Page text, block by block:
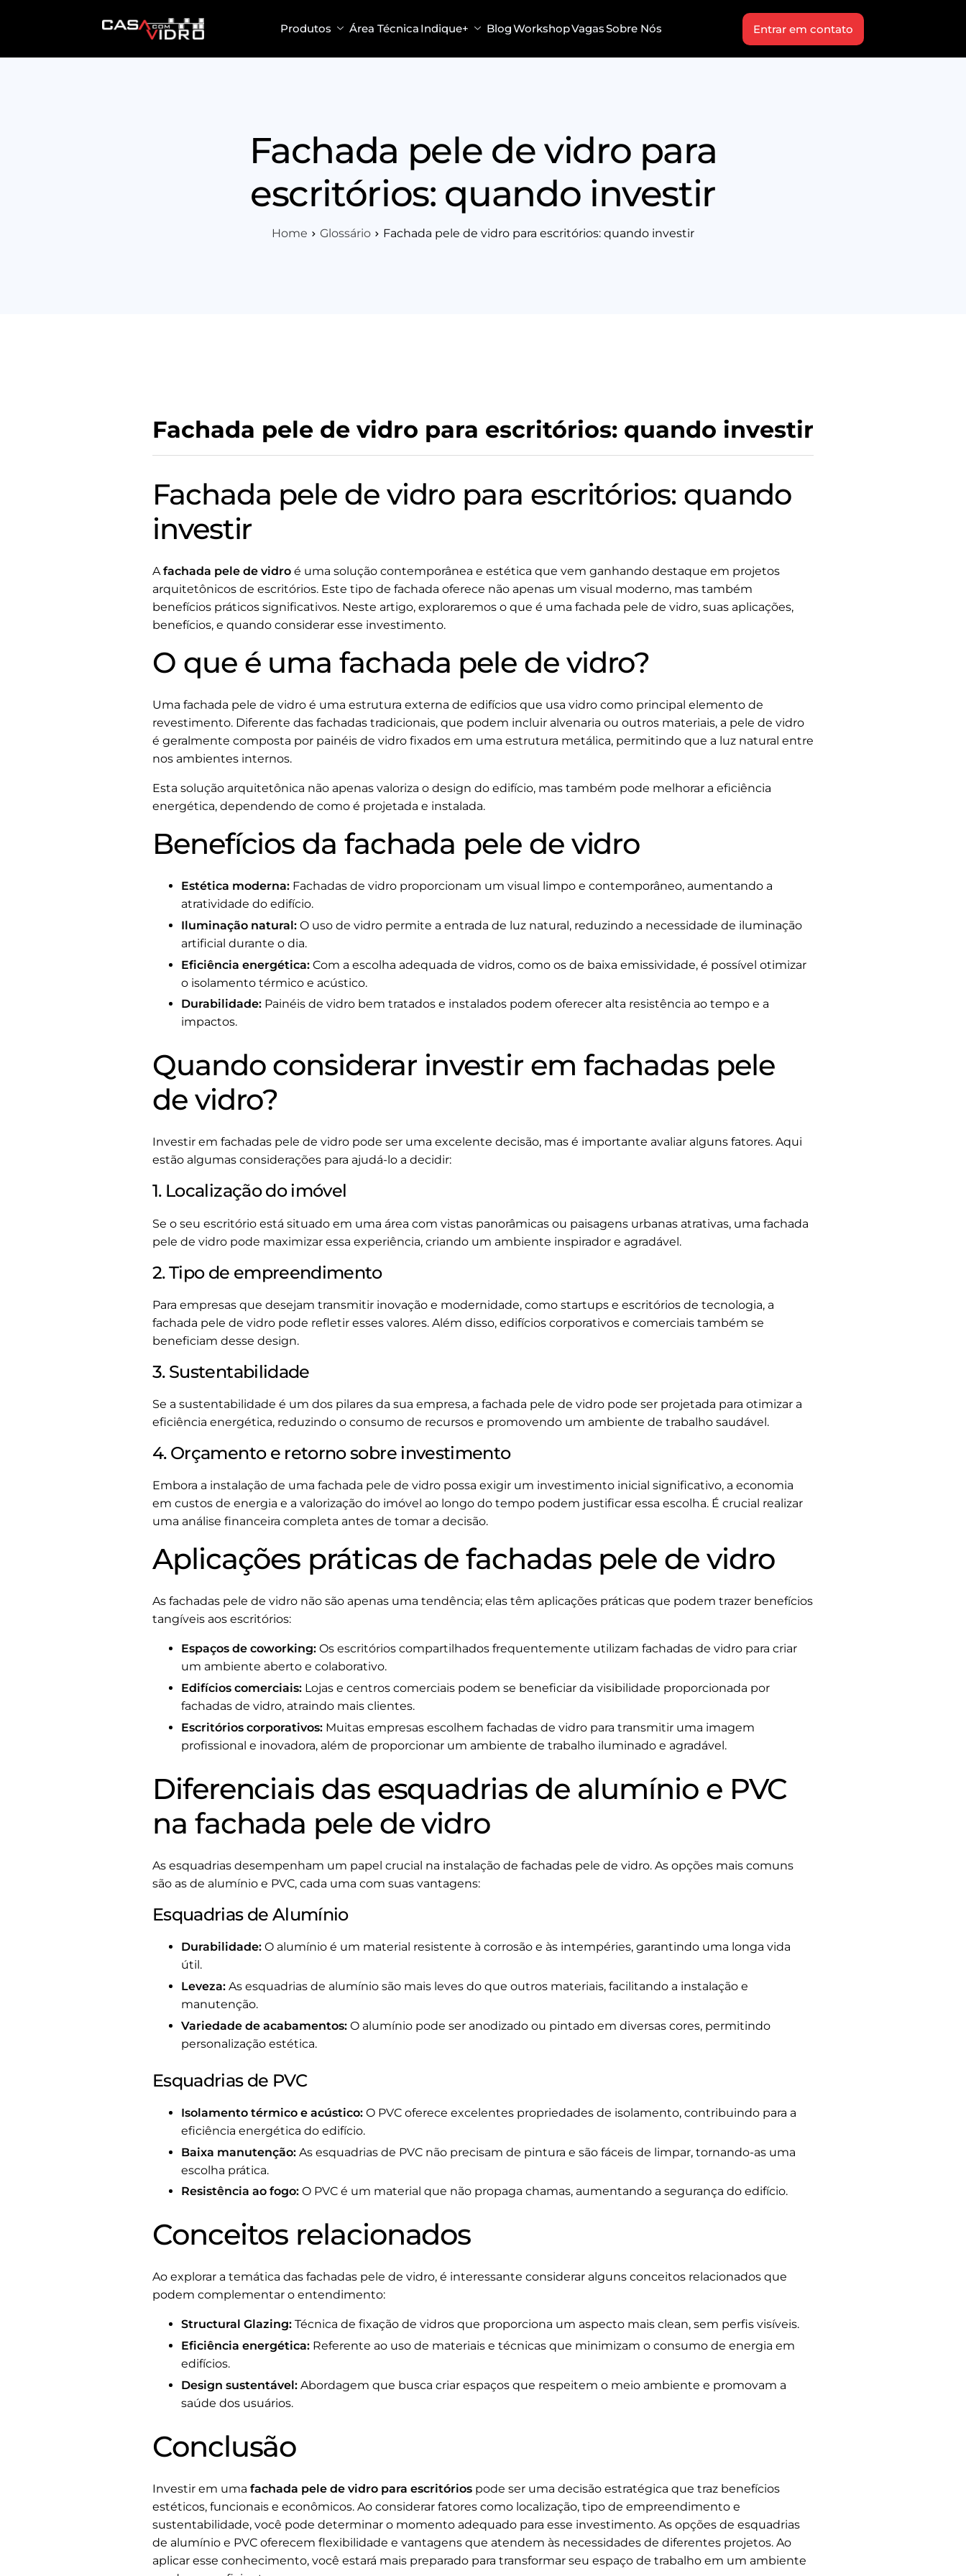
Produtos Área Técnica Indique+ BlogWorkshopVagasSobre Nós Entrar em contato
Fachada pele de vidro para
escritórios: quando investir
Home Glossário Fachada pele de vidro para escritórios: quando investir
Fachada pele de vidro para escritórios: quando investir
Fachada pele de vidro para escritórios: quando
investir
Afachada pele de vidro é uma solução contemporânea e estética que vem ganhando destaque em projetos
arquitetônicos de escritórios. Este tipo de fachada oferece não apenas um visual moderno, mas também
benefícios práticos significativos. Neste artigo, exploraremos o que é uma fachada pele de vidro, suas aplicações,
benefícios, e quando considerar esse investimento.
O que é uma fachada pele de vidro?
Uma fachada pele de vidro é uma estrutura externa de edifícios que usa vidro como principal elemento de
revestimento. Diferente das fachadas tradicionais, que podem incluir alvenaria ou outros materiais, a pele de vidro
é geralmente composta por painéis de vidro fixados em uma estrutura metálica, permitindo que a luz natural entre
nos ambientes internos.
Esta solução arquitetônica não apenas valoriza o design do edifício, mas também pode melhorar a eficiência
energética, dependendo de como é projetada e instalada.
Benefícios da fachada pele de vidro
Estética moderna: Fachadas de vidro proporcionam um visual limpo e contemporâneo, aumentando a
atratividade do edifício.
Iluminação natural: O uso de vidro permite a entrada de luz natural, reduzindo a necessidade de iluminação
artificial durante o dia.
Eficiência energética: Com a escolha adequada de vidros, como os de baixa emissividade, é possível otimizar
o isolamento térmico e acústico.
Durabilidade: Painéis de vidro bem tratados e instalados podem oferecer alta resistência ao tempo e a
impactos.
Quando considerar investir em fachadas pele
de vidro?
Investir em fachadas pele de vidro pode ser uma excelente decisão, mas é importante avaliar alguns fatores. Aqui
estão algumas considerações para ajudá-lo a decidir:
1. Localização do imóvel
Se o seu escritório está situado em uma área com vistas panorâmicas ou paisagens urbanas atrativas, uma fachada
pele de vidro pode maximizar essa experiência, criando um ambiente inspirador e agradável.
2. Tipo de empreendimento
Para empresas que desejam transmitir inovação e modernidade, como startups e escritórios de tecnologia, a
fachada pele de vidro pode refletir esses valores. Além disso, edifícios corporativos e comerciais também se
beneficiam desse design.
3. Sustentabilidade
Se a sustentabilidade é um dos pilares da sua empresa, a fachada pele de vidro pode ser projetada para otimizar a
eficiência energética, reduzindo o consumo de recursos e promovendo um ambiente de trabalho saudável.
4. Orçamento e retorno sobre investimento
Embora a instalação de uma fachada pele de vidro possa exigir um investimento inicial significativo, a economia
em custos de energia e a valorização do imóvel ao longo do tempo podem justificar essa escolha. É crucial realizar
uma análise financeira completa antes de tomar a decisão.
Aplicações práticas de fachadas pele de vidro
As fachadas pele de vidro não são apenas uma tendência; elas têm aplicações práticas que podem trazer benefícios
tangíveis aos escritórios:
Espaços de coworking: Os escritórios compartilhados frequentemente utilizam fachadas de vidro para criar
um ambiente aberto e colaborativo.
Edifícios comerciais: Lojas e centros comerciais podem se beneficiar da visibilidade proporcionada por
fachadas de vidro, atraindo mais clientes.
Escritórios corporativos: Muitas empresas escolhem fachadas de vidro para transmitir uma imagem
profissional e inovadora, além de proporcionar um ambiente de trabalho iluminado e agradável.
Diferenciais das esquadrias de alumínio e PVC
na fachada pele de vidro
As esquadrias desempenham um papel crucial na instalação de fachadas pele de vidro. As opções mais comuns
são as de alumínio e PVC, cada uma com suas vantagens:
Esquadrias de Alumínio
Durabilidade: O alumínio é um material resistente à corrosão e às intempéries, garantindo uma longa vida
útil.
Leveza: As esquadrias de alumínio são mais leves do que outros materiais, facilitando a instalação e
manutenção.
Variedade de acabamentos: O alumínio pode ser anodizado ou pintado em diversas cores, permitindo
personalização estética.
Esquadrias de PVC
Isolamento térmico e acústico: O PVC oferece excelentes propriedades de isolamento, contribuindo para a
eficiência energética do edifício.
Baixa manutenção: As esquadrias de PVC não precisam de pintura e são fáceis de limpar, tornando-as uma
escolha prática.
Resistência ao fogo: O PVC é um material que não propaga chamas, aumentando a segurança do edifício.
Conceitos relacionados
Ao explorar a temática das fachadas pele de vidro, é interessante considerar alguns conceitos relacionados que
podem complementar o entendimento:
Structural Glazing: Técnica de fixação de vidros que proporciona um aspecto mais clean, sem perfis visíveis.
Eficiência energética: Referente ao uso de materiais e técnicas que minimizam o consumo de energia em
edifícios.
Design sustentável: Abordagem que busca criar espaços que respeitem o meio ambiente e promovam a
saúde dos usuários.
Conclusão
Investir em uma fachada pele de vidro para escritórios pode ser uma decisão estratégica que traz benefícios
estéticos, funcionais e econômicos. Ao considerar fatores como localização, tipo de empreendimento e
sustentabilidade, você pode determinar o momento adequado para esse investimento. As opções de esquadrias
de alumínio e PVC oferecem flexibilidade e vantagens que atendem às necessidades de diferentes projetos. Ao
aplicar esse conhecimento, você estará mais preparado para transformar seu espaço de trabalho em um ambiente